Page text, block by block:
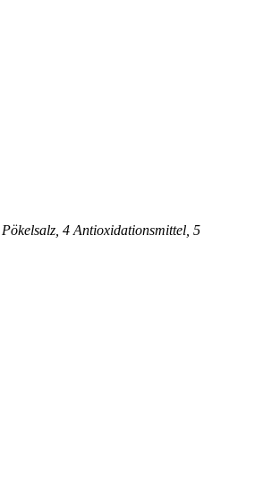
4 Antioxidationsmittel, 5